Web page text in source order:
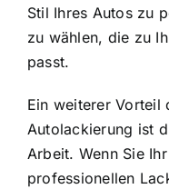
Stil Ihres Autos zu
zu wählen, die zu
passt.
Ein weiterer Vorteil
Autolackierung ist
Arbeit. Wenn Sie
professionellen